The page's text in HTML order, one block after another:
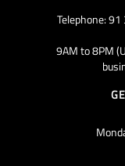
Telephone:
9AM to 8PM